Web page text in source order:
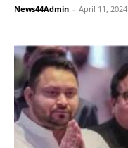
News44Admin - April 11, 2024